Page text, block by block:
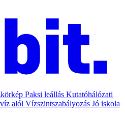
Paksi leállás Kutatóhálózati
alól Vízszintszabályozás Jó iskola